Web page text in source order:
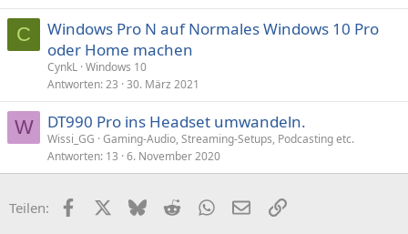
C
Windows Pro N auf Normales Windows 10 Pro
oder Home machen
CynkL Windows 10
Antworten 23 30. März 2021
W DT990 Pro ins Headset umwandeln.
Wissi_GG Gaming-Audio, Streaming-Setups, Podcasting etc.
Antworten 13 6. November 2020
Teilen: FacebookX (Twitter)
BlueskyRedditWhatsApp
E-MailLink